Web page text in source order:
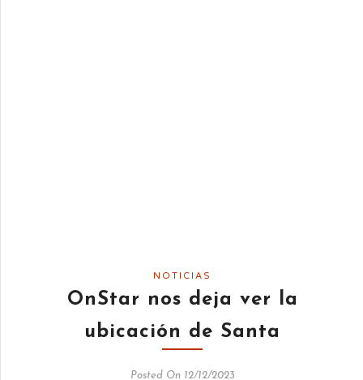
NOTICIAS
OnStar nos deja ver la
ubicación de Santa
Posted On 12/12/2023